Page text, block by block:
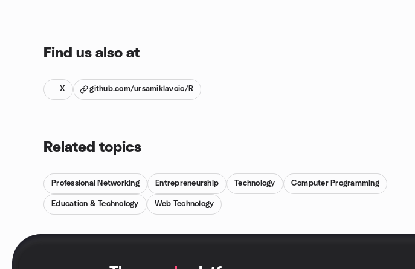
Find us also at
X github.com/ursamiklavcic/R
Related topics
Professional Networking Entrepreneurship Technology Computer Programming
Education & Technology Web Technology